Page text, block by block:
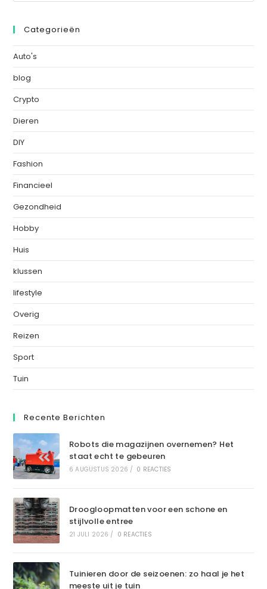
Categorieën
Auto's
blog
Crypto
Dieren
DIY
Fashion
Financieel
Gezondheid
Hobby
Huis
klussen
lifestyle
Overig
Reizen
Sport
Tuin
Recente Berichten
Robots die magazijnen overnemen? Het
staat echt te gebeuren
6 AUGUSTUS 2026 / 0 REACTIES
Droogloopmatten voor een schone en
stijlvolle entree
21 JULI 2026 / 0 REACTIES
Tuinieren door de seizoenen: zo haal je het
meeste uit je tuin